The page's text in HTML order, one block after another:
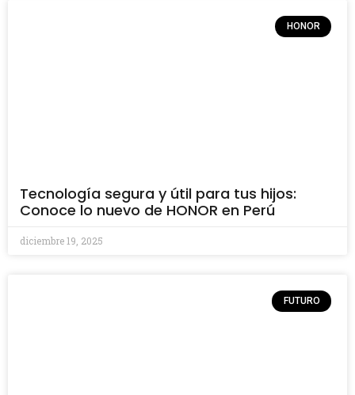
HONOR
Tecnología segura y útil para tus hijos:
Conoce lo nuevo de HONOR en Perú
diciembre 19, 2025
FUTURO